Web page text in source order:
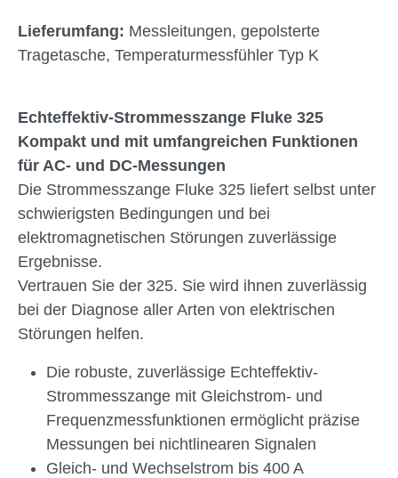
Lieferumfang: Messleitungen, gepolsterte
Tragetasche, Temperaturmessfühler Typ K
Echteffektiv-Strommesszange Fluke 325
Kompakt und mit umfangreichen Funktionen
für AC- und DC-Messungen
Die Strommesszange Fluke 325 liefert selbst unter
schwierigsten Bedingungen und bei
elektromagnetischen Störungen zuverlässige
Ergebnisse.
Vertrauen Sie der 325. Sie wird ihnen zuverlässig
bei der Diagnose aller Arten von elektrischen
Störungen helfen.
Die robuste, zuverlässige Echteffektiv-
Strommesszange mit Gleichstrom- und
Frequenzmessfunktionen ermöglicht präzise
Messungen bei nichtlinearen Signalen
Gleich- und Wechselstrom bis 400 A